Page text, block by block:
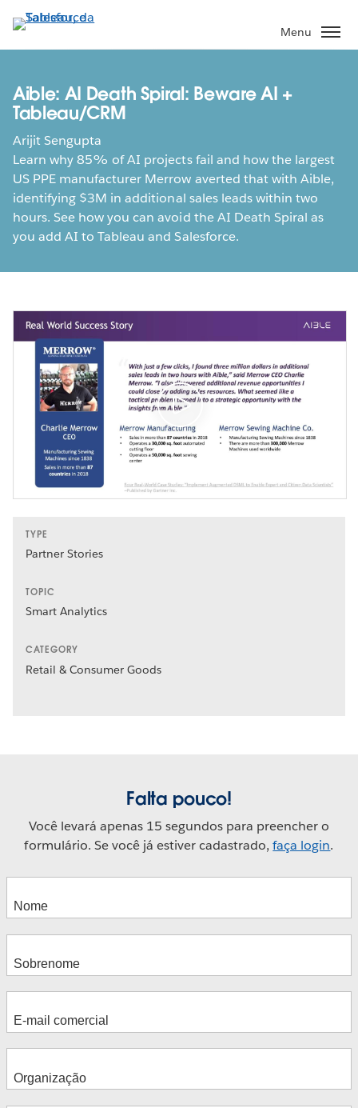
Pular
para
o
principal
Menu
Aible: AI Death Spiral: Beware AI +
Tableau/CRM
Arijit Sengupta
Learn why 85% of AI projects fail and how the largest
US PPE manufacturer Merrow averted that with Aible,
identifying $3M in additional sales leads within two
hours. See how you can avoid the AI Death Spiral as
you add AI to Tableau and Salesforce.
TYPE
Partner Stories
TOPIC
Smart Analytics
CATEGORY
Retail & Consumer Goods
Falta pouco!
Você levará apenas 15 segundos para preencher o
formulário. Se você já estiver cadastrado,faça login.